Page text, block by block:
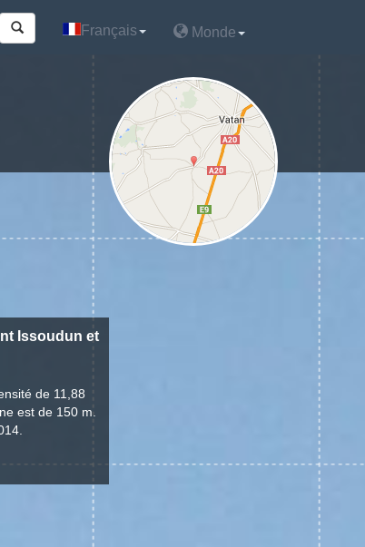
Français Monde
Issoudun et
de 11,88
est de 150 m.
Français Monde